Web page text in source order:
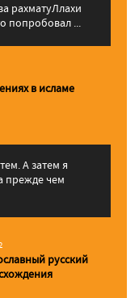
попробовал ...
в исламе
А затем я
прежде чем
русский